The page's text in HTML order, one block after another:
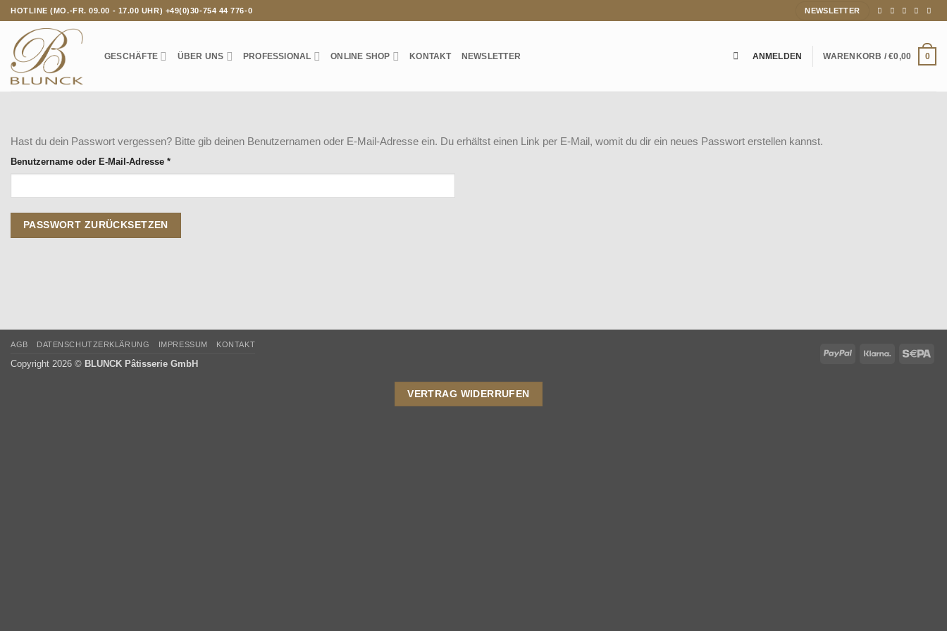
Zum
Inhalt
springen
HOTLINE (MO.-FR. 09.00 - 17.00 UHR) +49(0)30-754 44 776-0 NEWSLETTER
GESCHÄFTE ÜBER UNS PROFESSIONAL ONLINE SHOP KONTAKT NEWSLETTER ANMELDEN WARENKORB /€0,00 0
Hast du dein Passwort vergessen? Bitte gib deinen Benutzernamen oder E-Mail-Adresse ein. Du erhältst einen Link per E-Mail, womit du dir ein neues Passwort erstellen kannst.
Benutzername oder E-Mail-Adresse *Erforderlich
PASSWORT ZURÜCKSETZEN
PayPal Klarna
AGB DATENSCHUTZERKLÄRUNG IMPRESSUM KONTAKT
Copyright 2026 © BLUNCK Pâtisserie GmbH
VERTRAG WIDERRUFEN